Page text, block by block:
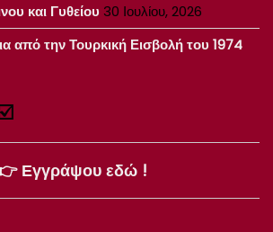
και Γυθείου 30 Ιουλίου, 2026
από την Τουρκική Εισβολή του 1974
Εγγράψου εδώ !